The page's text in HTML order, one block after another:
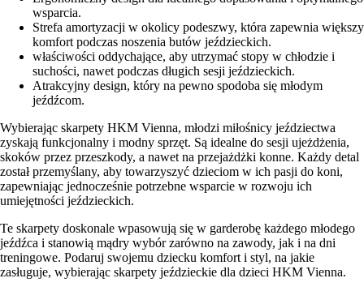
wsparcia.
Strefa amortyzacji w okolicy podeszwy, która zapewnia większy
komfort podczas noszenia butów jeździeckich.
właściwości oddychające, aby utrzymać stopy w chłodzie i
suchości, nawet podczas długich sesji jeździeckich.
Atrakcyjny design, który na pewno spodoba się młodym
jeźdźcom.
Wybierając skarpety HKM Vienna, młodzi miłośnicy jeździectwa
zyskają funkcjonalny i modny sprzęt. Są idealne do sesji ujeżdżenia,
skoków przez przeszkody, a nawet na przejażdżki konne. Każdy detal
został przemyślany, aby towarzyszyć dzieciom w ich pasji do koni,
zapewniając jednocześnie potrzebne wsparcie w rozwoju ich
umiejętności jeździeckich.
Te skarpety doskonale wpasowują się w garderobę każdego młodego
jeźdźca i stanowią mądry wybór zarówno na zawody, jak i na dni
treningowe. Podaruj swojemu dziecku komfort i styl, na jakie
zasługuje, wybierając skarpety jeździeckie dla dzieci HKM Vienna.